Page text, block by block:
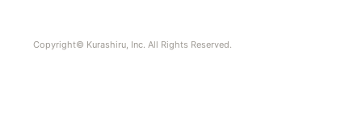
Copyright© Kurashiru, Inc. All Rights Reserved.